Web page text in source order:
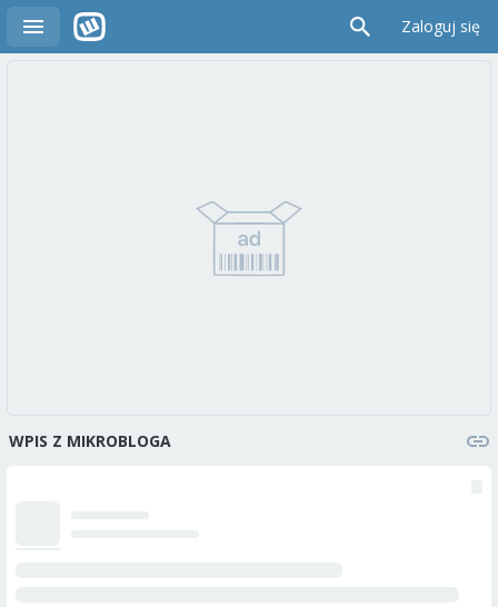
Zaloguj się
WPIS Z MIKROBLOGA